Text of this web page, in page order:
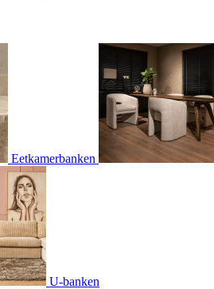
Eetkamerbanken
U-banken